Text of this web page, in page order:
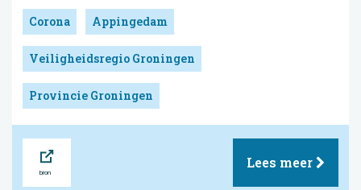
Corona Appingedam
Veiligheidsregio Groningen
Provincie Groningen
Lees meer